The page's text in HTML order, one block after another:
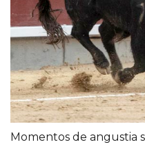
Momentos de angustia